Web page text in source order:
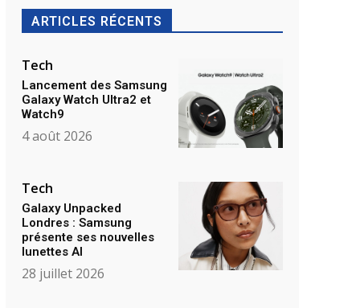
ARTICLES RÉCENTS
Tech
Lancement des Samsung
Galaxy Watch Ultra2 et
Watch9
4 août 2026
Tech
Galaxy Unpacked
Londres : Samsung
présente ses nouvelles
lunettes AI
28 juillet 2026